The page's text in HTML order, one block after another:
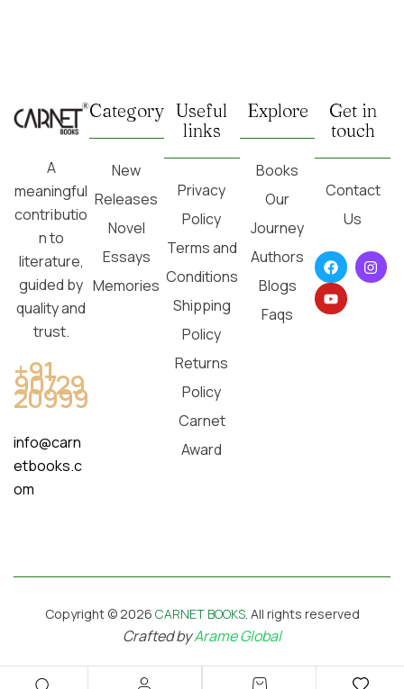
A
meaningful
contributio
n to
literature,
guided by
quality and
trust.
+91
90729
20999
info@carn
etbooks.c
om
Category
New
Releases
Novel
Essays
Memories
Useful
links
Privacy
Policy
Terms and
Conditions
Shipping
Policy
Returns
Policy
Carnet
Award
Explore
Books
Our
Journey
Authors
Blogs
Faqs
Get in
touch
Contact
Us
Copyright © 2026 CARNET BOOKS. All rights reserved
Crafted byArame Global